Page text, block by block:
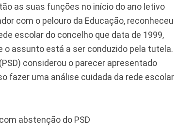
as suas funções no início do ano letivo
com o pelouro da Educação, reconheceu
escolar do concelho que data de 1999,
o assunto está a ser conduzido pela tutela.
considerou o parecer apresentado
fazer uma análise cuidada da rede escolar
abstenção do PSD